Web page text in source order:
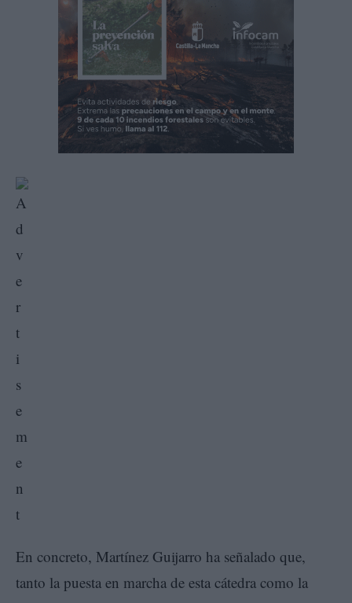
En concreto, Martínez Guijarro ha señalado que,
tanto la puesta en marcha de esta cátedra como la